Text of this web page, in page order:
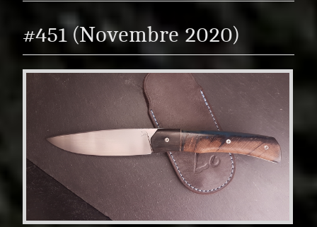
#451 (Novembre 2020)